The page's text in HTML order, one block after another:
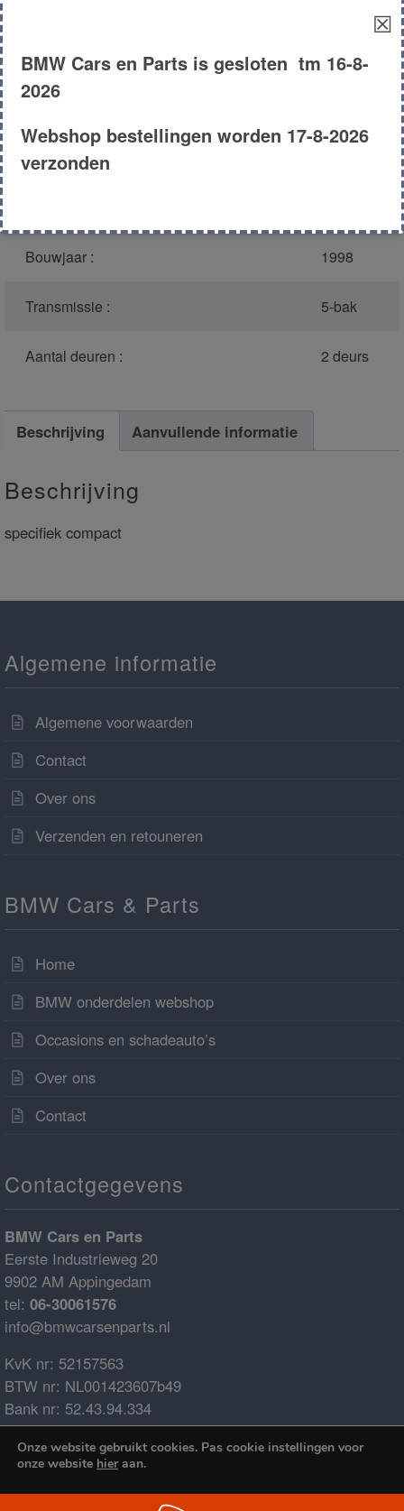
Model : E36
Motor type :
Bouwjaar : 1998
Transmissie : 5-bak
Aantal deuren : 2 deurs
Beschrijving Aanvullende informatie
Beschrijving
specifiek compact
Algemene informatie
Algemene voorwaarden
Contact
Over ons
Verzenden en retouneren
BMW Cars & Parts
Home
BMW onderdelen webshop
Occasions en schadeauto’s
Over ons
Contact
Contactgegevens
BMW Cars en Parts
Eerste Industrieweg 20
9902 AM Appingedam
tel: 06-30061576
info@bmwcarsenparts.nl
KvK nr: 52157563
BTW nr: NL001423607b49
Bank nr: 52.43.94.334
IBAN: NL68ABNA0524394334
BIC: ABNANL2A
Onze website gebruikt cookies. Pas cookie instellingen voor
onze website hieraan.
☒
BMW Cars en Parts is gesloten tm 16-8-
2026
Webshop bestellingen worden 17-8-2026
verzonden